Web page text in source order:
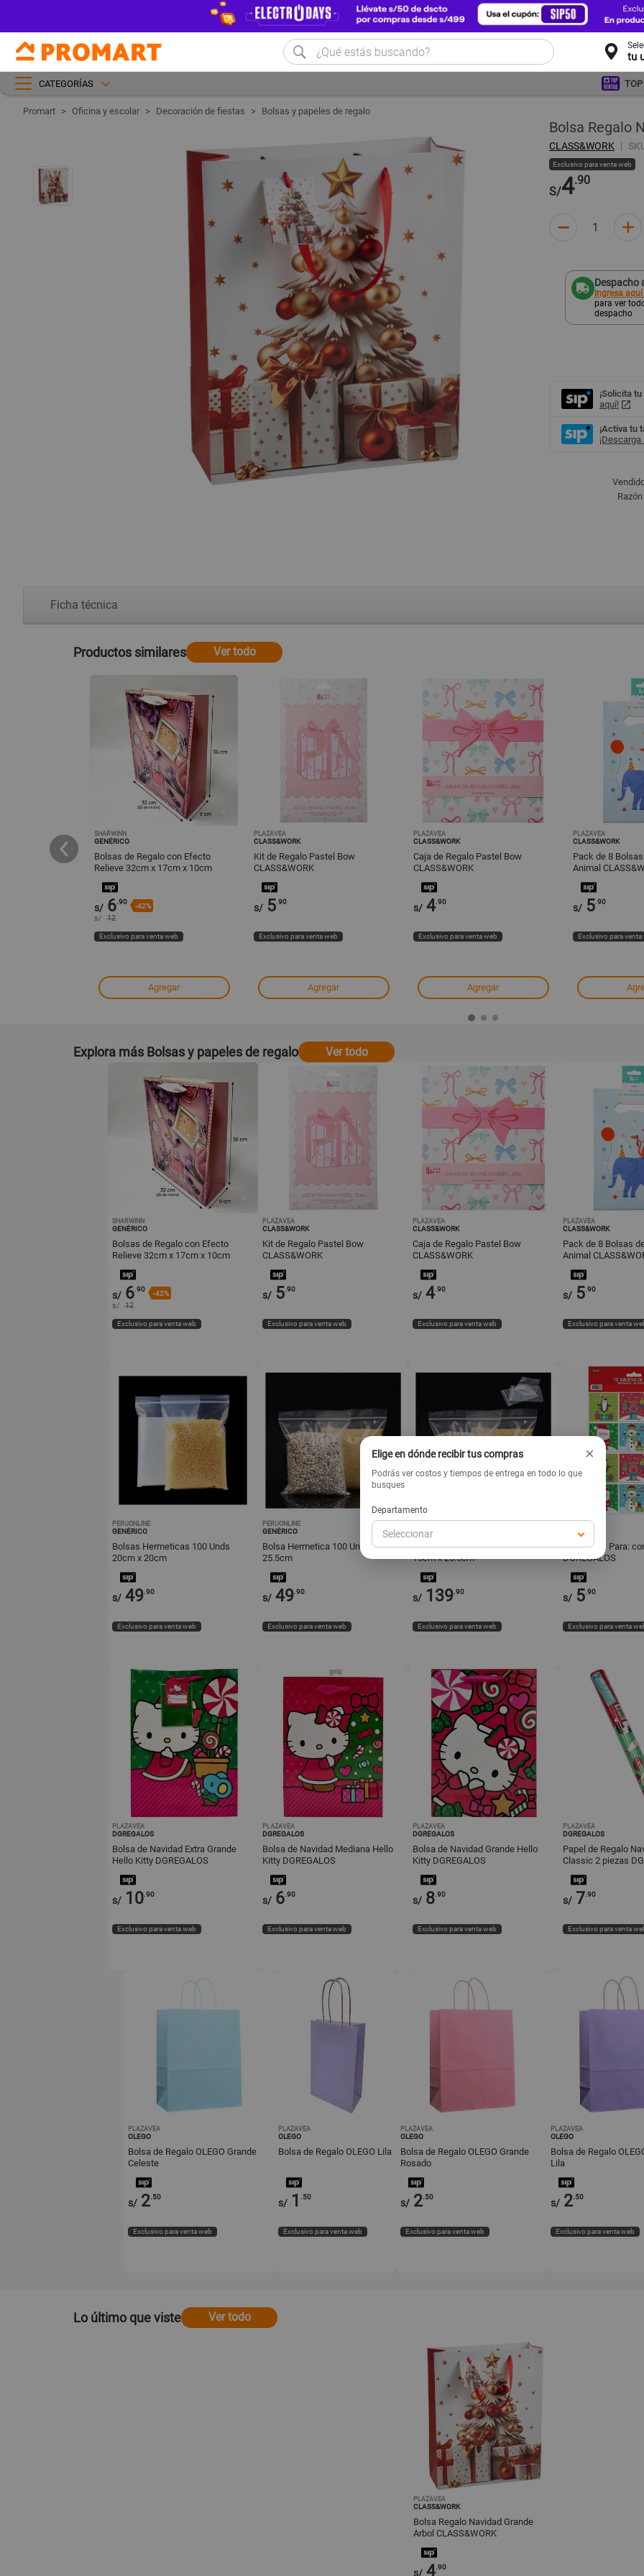
tu
CATEGORÍAS TOP
Oficina y escolar Decoración de fiestas Bolsas y papeles de regalo
Bolsa Regalo
CLASS&WORK
Exclusivo para venta web
S/4.90
Despacho
Ingresa
para ver
despacho
¡Solicita
aquí!
¡Activa tu
Ficha técnica
Productos similares Ver todo
Regalo Frozen 1
SHARWINN
GENÉRICO
Bolsas de Regalo con Efecto
Relieve 32cm x 17cm x 10cm
s/ 6.90
-42%
s/ 12
Exclusivo para venta web
Agregar
PLAZAVEA
CLASS&WORK
Kit de Regalo Pastel Bow
CLASS&WORK
s/ 5.90
Exclusivo para venta web
Agregar
PLAZAVEA
CLASS&WORK
Caja de Regalo Pastel Bow
CLASS&WORK
s/ 4.90
Exclusivo para venta web
Agregar
PLAZAVEA
CLASS&WORK
Pack de 8
Animal
s/ 5.90
Exclusivo para venta
Explora más Bolsas y papeles de regalo Ver todo
SHARWINN
GENÉRICO
Bolsas de Regalo con Efecto
Relieve 32cm x 17cm x 10cm
s/ 6.90
-42%
s/ 12
Exclusivo para venta web
PLAZAVEA
CLASS&WORK
Kit de Regalo Pastel Bow
CLASS&WORK
s/ 5.90
Exclusivo para venta web
PLAZAVEA
CLASS&WORK
Caja de Regalo Pastel Bow
CLASS&WORK
s/ 4.90
Exclusivo para venta web
PLAZAVEA
CLASS&WORK
Pack de 8 Bolsas
Animal
s/ 5.90
Exclusivo para venta
PERUONLINE
GENÉRICO
Bolsas Hermeticas 100 Unds
20cm x 20cm
s/ 49.90
Exclusivo para venta web
PERUONLINE
GENÉRICO
Bolsa Hermetica 100 Unds 15cm x
25.5cm
s/ 49.90
Exclusivo para venta web
GENÉRICO
Pack 3 Cientos Bolsas Hermeticas
15cm x 25.5cm
s/ 139.90
Exclusivo para venta web
PLAZAVEA
DGREGALOS
Tarjeta De: Para:
DGREGALOS
s/ 5.90
Exclusivo para venta
PLAZAVEA
DGREGALOS
Bolsa de Navidad Extra Grande
Hello Kitty DGREGALOS
s/ 10.90
Exclusivo para venta web
PLAZAVEA
DGREGALOS
Bolsa de Navidad Mediana Hello
Kitty DGREGALOS
s/ 6.90
Exclusivo para venta web
PLAZAVEA
DGREGALOS
Bolsa de Navidad Grande Hello
Kitty DGREGALOS
s/ 8.90
Exclusivo para venta web
PLAZAVEA
DGREGALOS
Papel de Regalo
Classic 2 piezas
s/ 7.90
Exclusivo para venta
PLAZAVEA
OLEGO
Bolsa de Regalo OLEGO Grande
Celeste
s/ 2.50
Exclusivo para venta web
PLAZAVEA
OLEGO
Bolsa de Regalo OLEGO Lila
s/ 1 .50
Exclusivo para venta web
PLAZAVEA
OLEGO
Bolsa de Regalo OLEGO Grande
Rosado
s/ 2.50
Exclusivo para venta web
PLAZAVEA
OLEGO
Bolsa de Regalo
Lila
s/ 2.50
Exclusivo para venta web
Lo último que viste Ver todo
PLAZAVEA
CLASS&WORK
Bolsa Regalo Navidad Grande
Arbol CLASS&WORK
s/ 4.90
Elige en dónde recibir tus compras ×
Podrás ver costos y tiempos de entrega en todo lo que
busques
Departamento
Seleccionar